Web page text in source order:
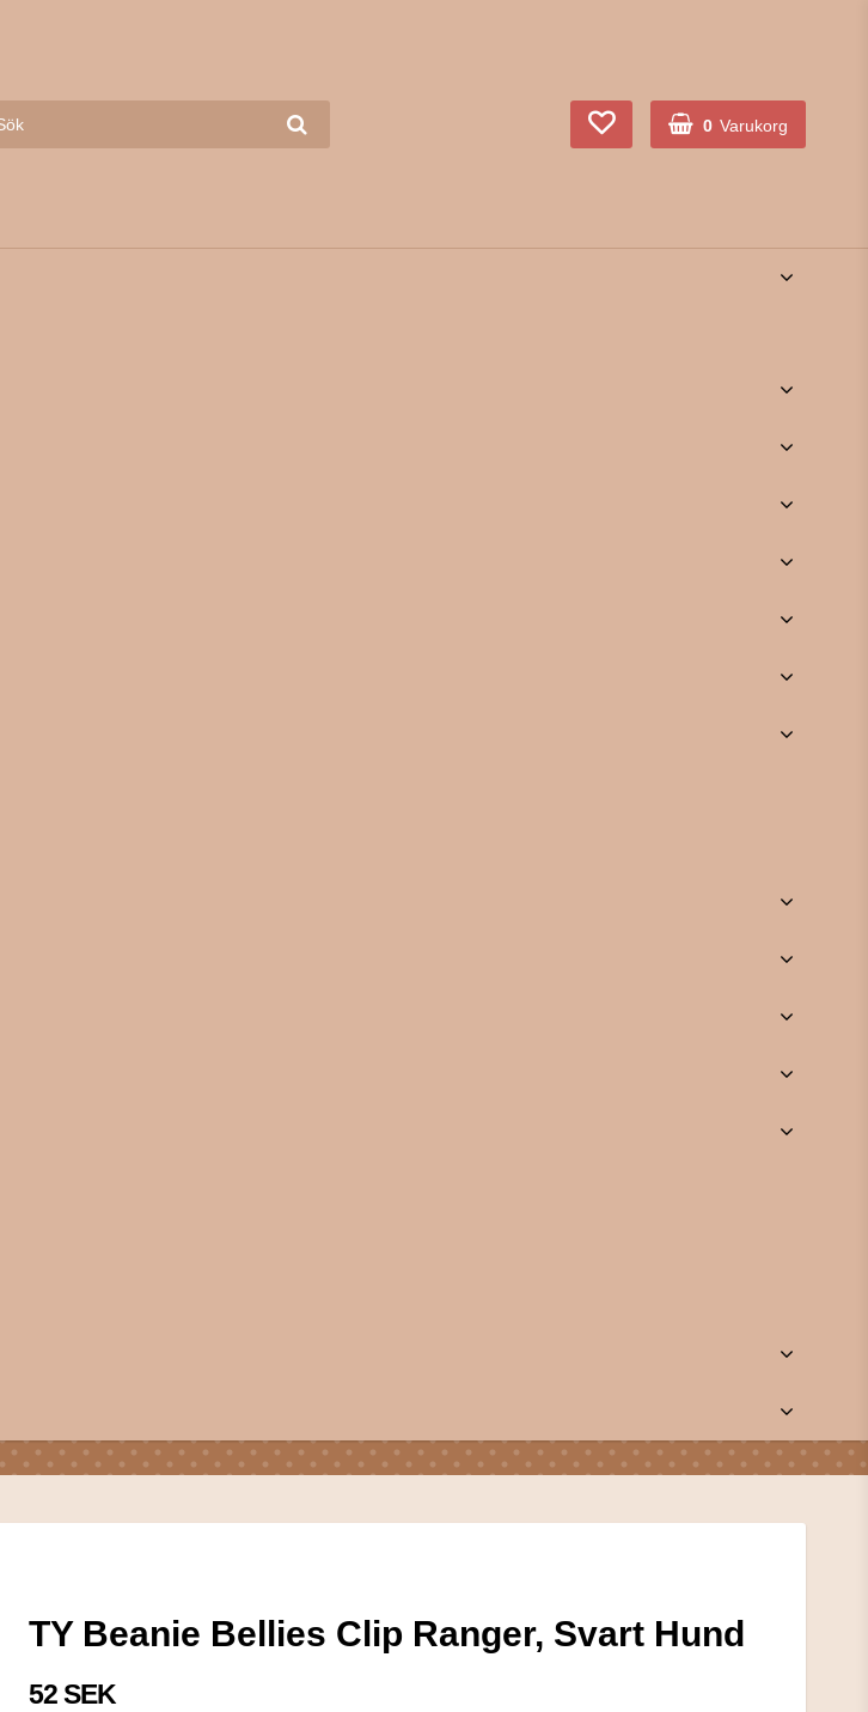
0 Varukorg
TY Beanie Bellies Clip Ranger, Svart Hund
52 SEK